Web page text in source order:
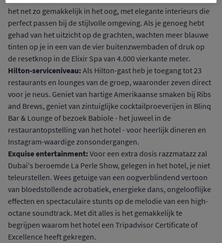
het net zo gemakkelijk in het oog, met elegante interieurs die
perfect passen bij de stijlvolle omgeving. Als je genoeg hebt
gehad van het uitzicht op de grachten, wachten meer blauwe
tinten op je in een van de vier buitenzwembaden of druk op
de resetknop in de Elixir Spa van 4.000 vierkante meter.
Hilton-serviceniveau: Als Hilton-gast heb je toegang tot 23
restaurants en lounges van de groep, waaronder zeven direct
voor je neus. Geniet van hartige Amerikaanse smaken bij Ribs
and Brews, geniet van zintuiglijke cocktailproeverijen in Blinq
Bar & Lounge of bezoek Babiole - het juweel in de
restaurantopstelling van het hotel - voor heerlijk dineren en
Instagram-waardige zonsondergangen.
Exquise entertainment: Voor een extra dosis razzmatazz zal
Dubai's beroemde La Perle Show, gelegen in het hotel, je niet
teleurstellen. Wees getuige van een oogverblindend vertoon
van bloedstollende acrobatiek, energieke dans, ongelooflijke
effecten en spectaculaire stunts op de melodie van een high-
octane soundtrack. Met dit alles is het gemakkelijk te
begrijpen waarom het hotel een Tripadvisor Certificate of
Excellence heeft gekregen.